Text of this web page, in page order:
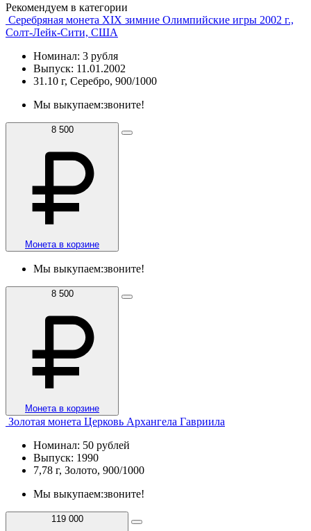
Рекомендуем в категории
Серебряная монета XIX зимние Олимпийские игры 2002 г.,
Солт-Лейк-Сити, США
Номинал: 3 рубля
Выпуск: 11.01.2002
31.10 г, Серебро, 900/1000
Мы выкупаем:звоните!
8 500
Монета в корзине
Мы выкупаем:звоните!
8 500
Монета в корзине
Золотая монета Церковь Архангела Гавриила
Номинал: 50 рублей
Выпуск: 1990
7,78 г, Золото, 900/1000
Мы выкупаем:звоните!
119 000